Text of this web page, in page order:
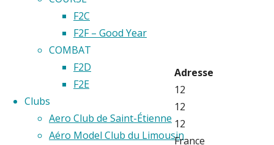
F2C
F2F – Good Year
COMBAT
F2D
F2E
Clubs
Aero Club de Saint-Étienne
Aéro Model Club du Limousin
Adresse
12
12
12
France